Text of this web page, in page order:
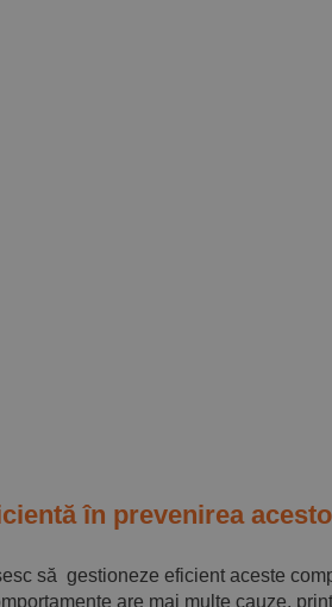
în prevenirea
să gestioneze eficient aceste
are mai multe cauze,